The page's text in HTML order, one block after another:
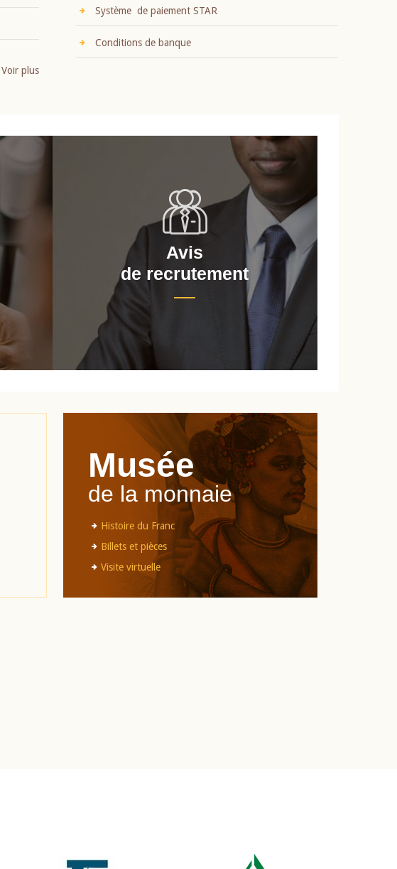
Voir plus
Système de paiement STAR
Conditions de banque
Avis
de recrutement
Musée
de la monnaie
Histoire du Franc
Billets et pièces
Visite virtuelle